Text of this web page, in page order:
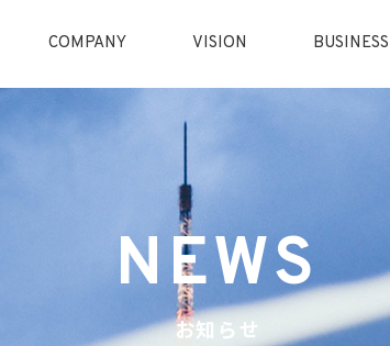
COMPANY VISION BUSINESS
NEWS
お知らせ